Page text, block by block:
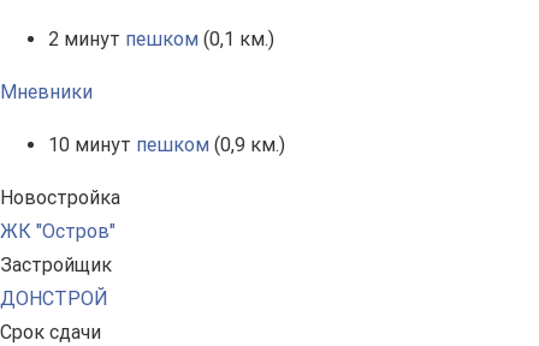
2 минут пешком (0,1 км.)
Мневники
10 минут пешком (0,9 км.)
Новостройка
ЖК "Остров"
Застройщик
ДОНСТРОЙ
Срок сдачи